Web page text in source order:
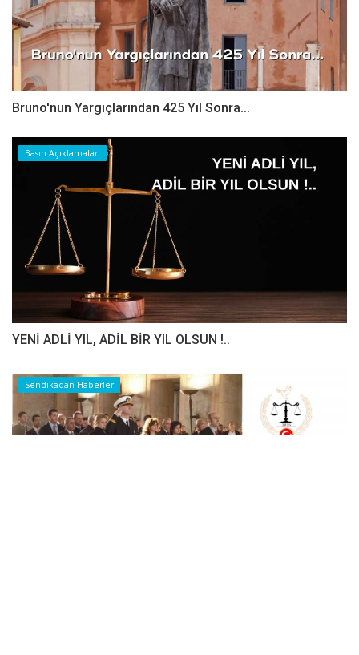
Bruno'nun Yargıçlarından 425 Yıl Sonra...
Basın Açıklamaları
YENİ ADLİ YIL, ADİL BİR YIL OLSUN !..
Sendikadan Haberler